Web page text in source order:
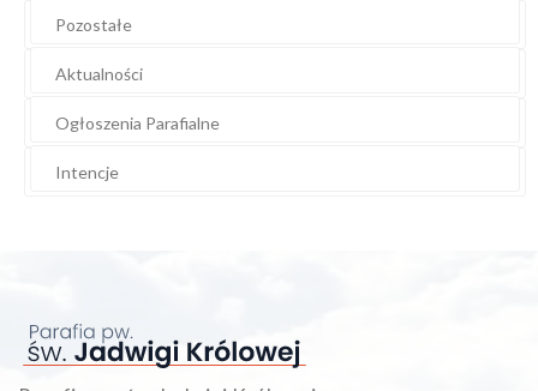
Pozostałe
Aktualności
Ogłoszenia Parafialne
Intencje